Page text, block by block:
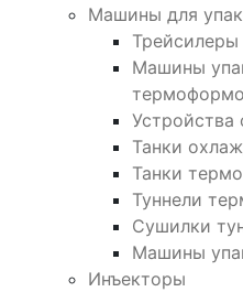
Машины для
Трейсилеры
Машины
Устройства
Танки
Танки
Туннели
Сушилки
Машины
Инъекторы